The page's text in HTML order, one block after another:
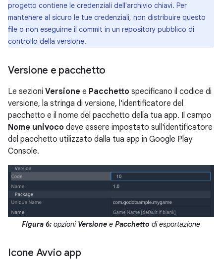
progetto contiene le credenziali dell'archivio chiavi. Per
mantenere al sicuro le tue credenziali, non distribuire questo
file o non eseguirne il commit in un repository pubblico di
controllo della versione.
Versione e pacchetto
Le sezioni Versione e Pacchetto specificano il codice di
versione, la stringa di versione, l'identificatore del
pacchetto e il nome del pacchetto della tua app. Il campo
Nome univoco deve essere impostato sull'identificatore
del pacchetto utilizzato dalla tua app in Google Play
Console.
Figura 6: opzioni Versione e Pacchetto di esportazione
Icone Avvio app